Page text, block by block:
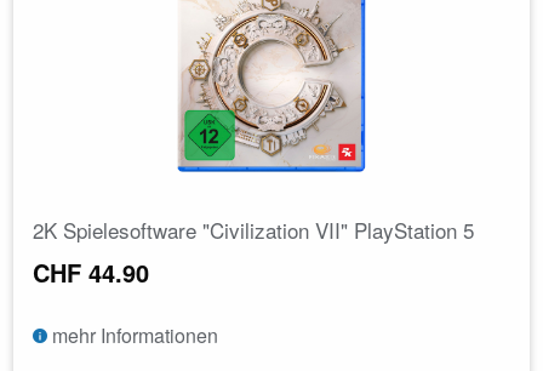
2K Spielesoftware "Civilization VII" PlayStation 5
CHF 44.90
mehr Informationen